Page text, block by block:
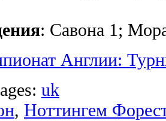
: Савона 1;
Англии:
uk
, Ноттингем